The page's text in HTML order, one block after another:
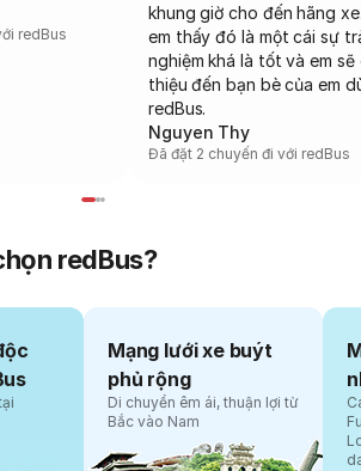
redBus
khung giờ cho đến hãng
em thấy đó là một cái sự
nghiệm khá là tốt và em sẽ
thiệu đến bạn bè của em
redBus.
Nguyen Thy
Đã đặt 2 chuyến đi với redBus
redBus?
Mạng lưới xe buýt
phủ rộng
Di chuyển êm ái, thuận lợi từ
Bắc vào Nam